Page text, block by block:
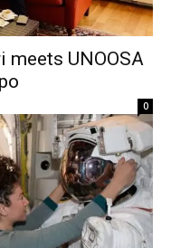
meets UNOOSA
0